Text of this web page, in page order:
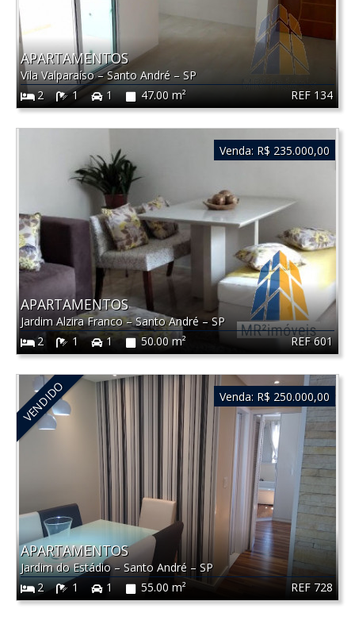
REF 134
APARTAMENTOS
Vila Valparaíso–Santo André – SP
2
1 1 47.00 m²
REF 601
APARTAMENTOS
Jardim Alzira Franco–Santo André–SP
2
1 1 50.00 m²
Venda: R$ 235.000,00
VENDIDO
REF 728
APARTAMENTOS
Jardim do Estádio–Santo André – SP
2
1 1 55.00 m²
Venda: R$ 250.000,00